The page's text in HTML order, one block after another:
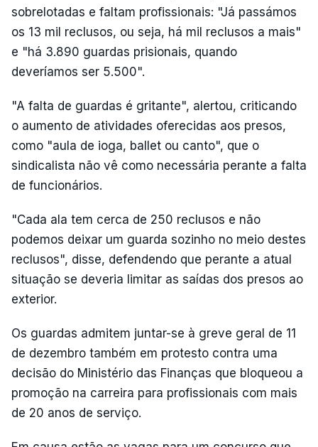
sobrelotadas e faltam profissionais: "Já passámos
os 13 mil reclusos, ou seja, há mil reclusos a mais"
e "há 3.890 guardas prisionais, quando
deveríamos ser 5.500".
"A falta de guardas é gritante", alertou, criticando
o aumento de atividades oferecidas aos presos,
como "aula de ioga, ballet ou canto", que o
sindicalista não vê como necessária perante a falta
de funcionários.
"Cada ala tem cerca de 250 reclusos e não
podemos deixar um guarda sozinho no meio destes
reclusos", disse, defendendo que perante a atual
situação se deveria limitar as saídas dos presos ao
exterior.
Os guardas admitem juntar-se à greve geral de 11
de dezembro também em protesto contra uma
decisão do Ministério das Finanças que bloqueou a
promoção na carreira para profissionais com mais
de 20 anos de serviço.